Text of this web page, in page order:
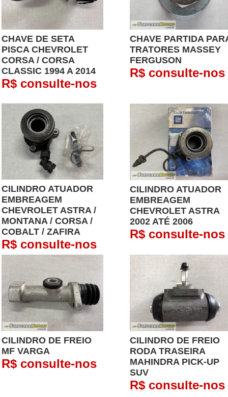
CHAVE DE SETA
PISCA CHEVROLET
CORSA / CORSA
CLASSIC 1994 A 2014
R$ consulte-nos
CHAVE PARTIDA
TRATORES MASSEY
FERGUSON
R$ consulte-nos
CILINDRO ATUADOR
EMBREAGEM
CHEVROLET ASTRA /
MONTANA / CORSA /
COBALT / ZAFIRA
R$ consulte-nos
CILINDRO ATUADOR
EMBREAGEM
CHEVROLET ASTRA
2002 ATÉ 2006
R$ consulte-nos
CILINDRO DE FREIO
MF VARGA
R$ consulte-nos
CILINDRO DE FREIO
RODA TRASEIRA
MAHINDRA PICK-UP
SUV
R$ consulte-nos